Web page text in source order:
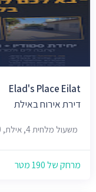
Elad's Place Eilat
דירת אירוח באילת
משעול מלחית 4, אילת, 88000
מרחק של 190 מטר